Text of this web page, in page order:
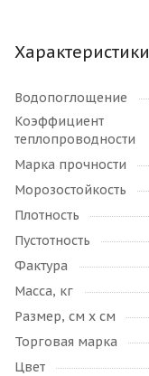
Характеристики
Водопоглощение
Коэффициент
теплопроводности
Марка прочности
Морозостойкость
Плотность
Пустотность
Фактура
Масса, кг
Размер, см х см
Торговая марка
Цвет